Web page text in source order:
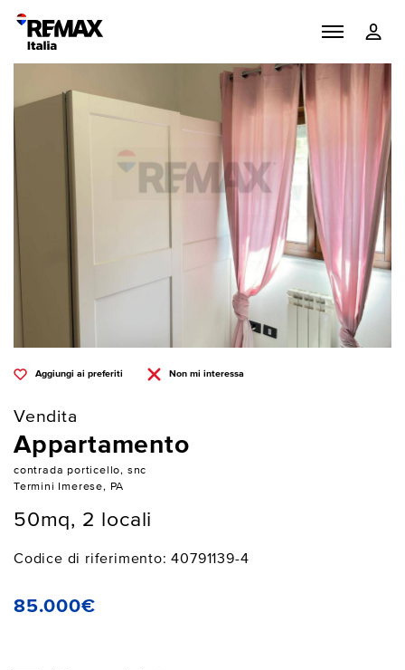
Aggiungi ai preferiti Non mi interessa
Vendita
Appartamento
contrada porticello, snc
Termini Imerese, PA
50mq, 2 locali
Codice di riferimento: 40791139-4
85.000€